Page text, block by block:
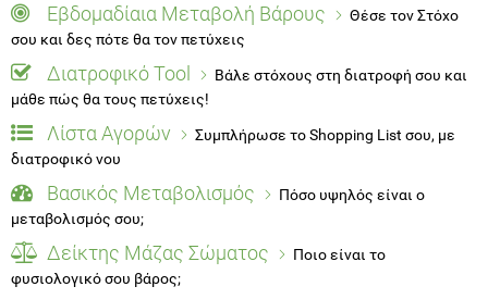
Εβδομαδίαια Μεταβολή Βάρους
Θέσε τον Στόχο
σου και δες πότε θα τον πετύχεις
Διατροφικό Tool
Βάλε στόχους στη διατροφή σου και
μάθε πώς θα τους πετύχεις!
Λίστα Αγορών
Συμπλήρωσε το Shopping List σου, με
διατροφικό νου
Βασικός Μεταβολισμός
Πόσο υψηλός είναι ο
μεταβολισμός σου;
Δείκτης Μάζας Σώματος
Ποιο είναι το
φυσιολογικό σου βάρος;